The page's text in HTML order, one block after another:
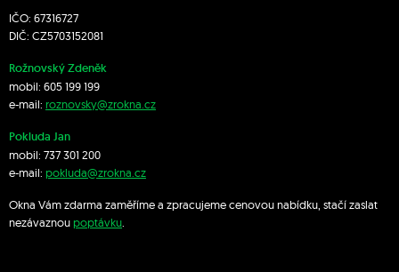
IČO: 67316727
DIČ: CZ5703152081
Rožnovský Zdeněk
mobil: 605 199 199
e-mail: roznovsky@zrokna.cz
Pokluda Jan
mobil: 737 301 200
e-mail: pokluda@zrokna.cz
Okna Vám zdarma zaměříme a zpracujeme cenovou nabídku, stačí zaslat
nezávaznoupoptávku